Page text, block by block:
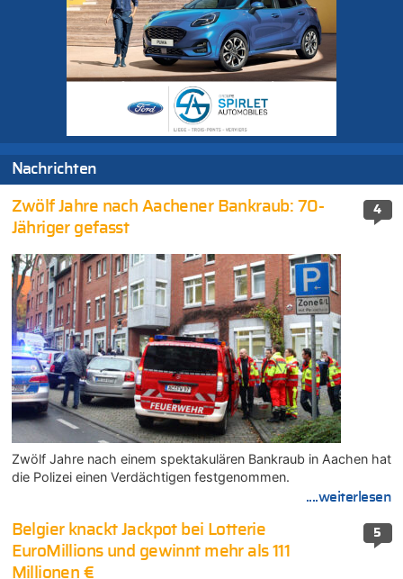
Nachrichten
4
Zwölf Jahre nach Aachener Bankraub: 70-
Jähriger gefasst
Zwölf Jahre nach einem spektakulären Bankraub in Aachen hat
die Polizei einen Verdächtigen festgenommen.
....weiterlesen
5
Belgier knackt Jackpot bei Lotterie
EuroMillions und gewinnt mehr als 111
Millionen €